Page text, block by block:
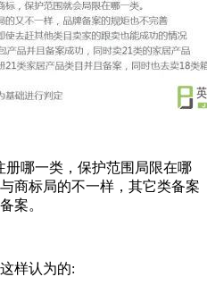
册哪一类，保护范围局限在哪
商标局的不一样，其它类备案
案。
样认为的: